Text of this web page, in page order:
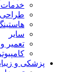
خدمات
سایر
تعمیر
پزشکی و